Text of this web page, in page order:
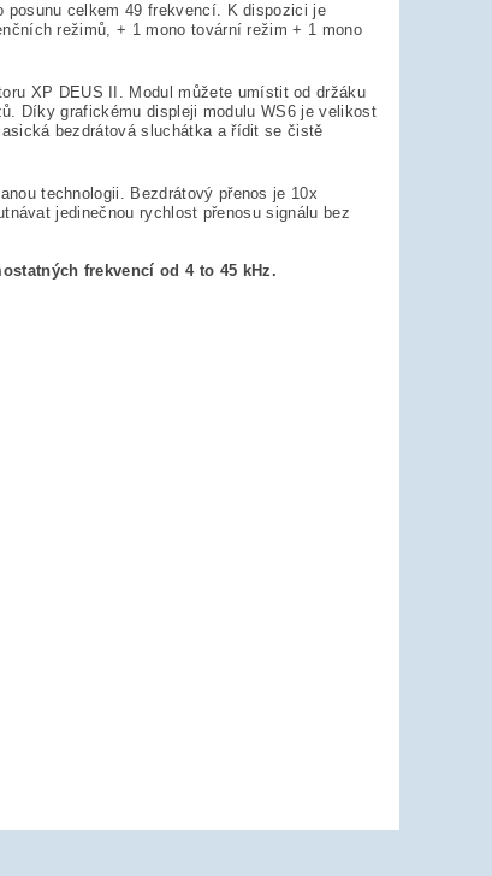
posunu celkem 49 frekvencí. K dispozici je
režimů, + 1 mono tovární režim + 1 mono
XP DEUS II. Modul můžete umístit od držáku
Díky grafickému displeji modulu WS6 je velikost
bezdrátová sluchátka a řídit se čistě
technologii. Bezdrátový přenos je 10x
jedinečnou rychlost přenosu signálu bez
frekvencí od 4 to 45 kHz.